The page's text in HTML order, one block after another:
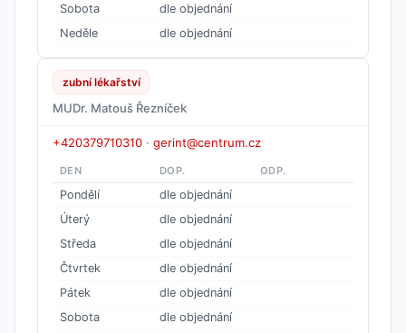
Sobota
dle objednání
Neděle
dle objednání
zubní lékařství
MUDr. Matouš Řezníček
+420379710310 · gerint@centrum.cz
DEN DOP. ODP.
Pondělí
dle objednání
Úterý
dle objednání
Středa
dle objednání
Čtvrtek
dle objednání
Pátek
dle objednání
Sobota
dle objednání